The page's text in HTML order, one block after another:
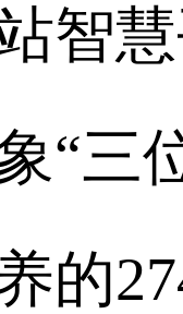
智
“三
的